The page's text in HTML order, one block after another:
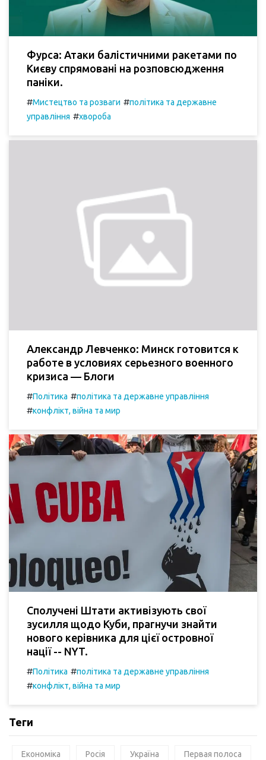
Фурса: Атаки балістичними ракетами по
Києву спрямовані на розповсюдження
паніки.
#Мистецтво та розваги #політика та державне
управління #хвороба
Александр Левченко: Минск готовится к
работе в условиях серьезного военного
кризиса — Блоги
#Політика #політика та державне управління
#конфлікт, війна та мир
Сполучені Штати активізують свої
зусилля щодо Куби, прагнучи знайти
нового керівника для цієї островної
нації -- NYT.
#Політика #політика та державне управління
#конфлікт, війна та мир
Теги
Економіка Росія Україна Первая полоса